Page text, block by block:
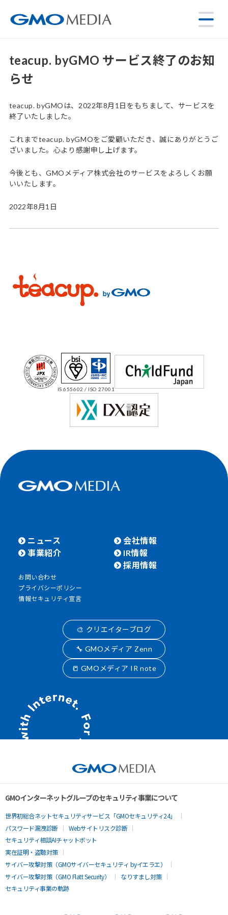
teacup. byGMO サービス終了のお知
らせ
teacup. byGMOは、2022年8月1日をもちまして、サービスを
終了いたしました。
これまでteacup. byGMOをご愛顧いただき、誠にありがとうご
ざいました。心より感謝申し上げます。
今後とも、GMOメディア株式会社のサービスをよろしくお願
いいたします。
2022年8月1日
IS 655602 / ISO 27001
ニュース
事業紹介
会社情報
IR情報
採用情報
お問い合わせ
プライバシーポリシー
情報セキュリティ宣言
🎨 クリエイターブログ
🔧 GMOメディア Zenn
📒 GMOメディア IR note
GMOインターネットグループのセキュリティ事業について
世界初総合ネットセキュリティサービス「GMOセキュリティ24」
パスワード漏洩診断
Webサイトリスク診断
セキュリティ相談AIチャットボット
実在証明・盗聴対策
サイバー攻撃対策（GMOサイバーセキュリティ byイエラエ）
サイバー攻撃対策（GMO Flatt Security）
なりすまし対策
セキュリティ事業の軌跡